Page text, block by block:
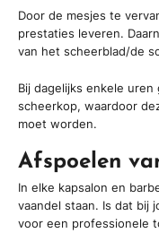
Door de mesjes te
prestaties leveren.
van het scheerblad/de
Bij dagelijks enkele
scheerkop, waardoor
moet worden.
Afspoelen
In elke kapsalon en
vaandel staan. Is dat bij
voor een professionele